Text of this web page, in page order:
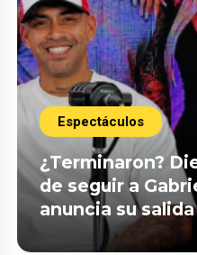
Espectáculos
¿Terminaron?
de seguir a
anuncia su